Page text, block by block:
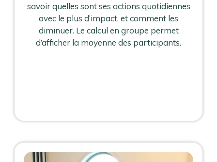
savoir quelles sont ses actions quotidiennes
avec le plus d’impact, et comment les
diminuer. Le calcul en groupe permet
d’afficher la moyenne des participants.